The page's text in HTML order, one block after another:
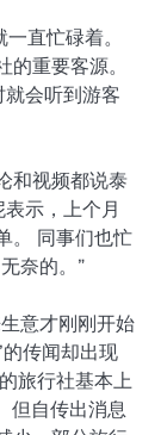
直忙碌着。
重要客源。
会听到游客
和视频都说泰
示，上个月
。 同事们也忙
奈的。”
意才刚刚开始
的传闻却出现
旅行社基本上
但自传出消息